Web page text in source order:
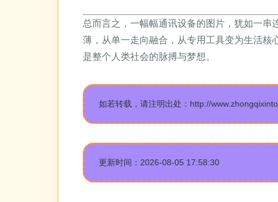
总而言之，一幅幅通讯设备的图片，犹如一
薄，从单一走向融合，从专用工具变为生活
是整个人类社会的脉搏与梦想。
如若转载，请注明出处：http://
更新时间：2026-08-05 17:58:30